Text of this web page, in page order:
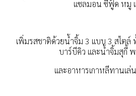
แซลมอน ซีฟู้ด หมู
เพิ่มรสชาติด้วยน้ำจิ้ม 3 แบบ 3 สไตล์
บาร์บีคิว และน้ำจิ้มสุกี้
และอาหารเกาหลีทานเล่